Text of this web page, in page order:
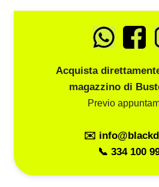
Acquista
magazzino di
Previo
✉️
📞 334 100